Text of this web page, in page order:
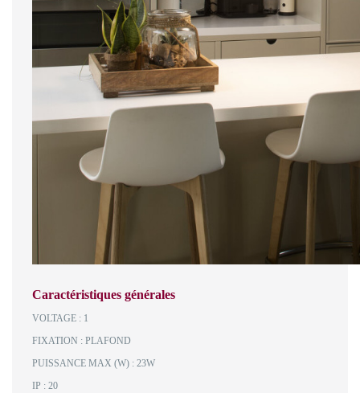
Caractéristiques générales
VOLTAGE : 1
FIXATION : PLAFOND
PUISSANCE MAX (W) : 23W
IP : 20